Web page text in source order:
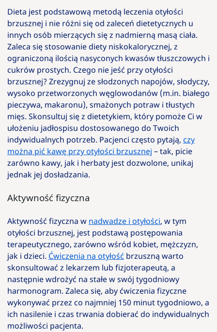
Dieta jest podstawową metodą leczenia otyłości
brzusznej i nie różni się od zaleceń dietetycznych u
innych osób mierzących się z nadmierną masą ciała.
Zaleca się stosowanie diety niskokalorycznej, z
ograniczoną ilością nasyconych kwasów tłuszczowych i
cukrów prostych. Czego nie jeść przy otyłości
brzusznej? Zrezygnuj ze słodzonych napojów, słodyczy,
wysoko przetworzonych węglowodanów (m.in. białego
pieczywa, makaronu), smażonych potraw i tłustych
mięs. Skonsultuj się z dietetykiem, który pomoże Ci w
ułożeniu jadłospisu dostosowanego do Twoich
indywidualnych potrzeb. Pacjenci często pytają, czy
można pić kawę przy otyłości brzusznej – tak, picie
zarówno kawy, jak i herbaty jest dozwolone, unikaj
jednak jej dosładzania.
Aktywność fizyczna
Aktywność fizyczna w nadwadze i otyłości, w tym
otyłości brzusznej, jest podstawą postępowania
terapeutycznego, zarówno wśród kobiet, mężczyzn,
jak i dzieci. Ćwiczenia na otyłość brzuszną warto
skonsultować z lekarzem lub fizjoterapeutą, a
następnie wdrożyć na stałe w swój tygodniowy
harmonogram. Zaleca się, aby ćwiczenia fizyczne
wykonywać przez co najmniej 150 minut tygodniowo, a
ich nasilenie i czas trwania dobierać do indywidualnych
możliwości pacjenta.